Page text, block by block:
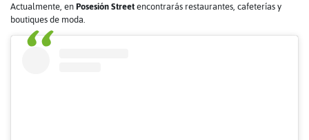
Actualmente, en Posesión Street encontrarás restaurantes, cafeterías y
boutiques de moda.